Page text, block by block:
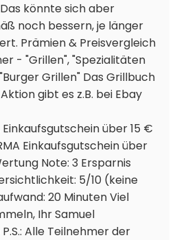
könnte sich aber
noch bessern, je länger
Prämien & Preisvergleich
- "Grillen", "Spezialitäten
Grillen" Das Grillbuch
gibt es z.B. bei Ebay
Einkaufsgutschein über 15 €
Einkaufsgutschein über
Note: 3 Ersparnis
5/10 (keine
20 Minuten Viel
Ihr Samuel
Alle Teilnehmer der